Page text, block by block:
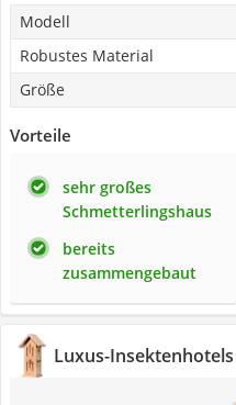
Modell
Robustes Material
Größe
Vorteile
sehr großes
Schmetterlingshaus
bereits
zusammengebaut
Luxus-Insektenhotels